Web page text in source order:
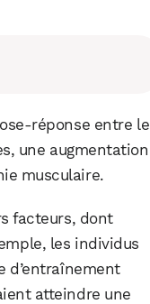
réponse entre le
une augmentation
musculaire.
facteurs, dont
les individus
d’entraînement
atteindre une